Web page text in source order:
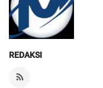
REDAKSI